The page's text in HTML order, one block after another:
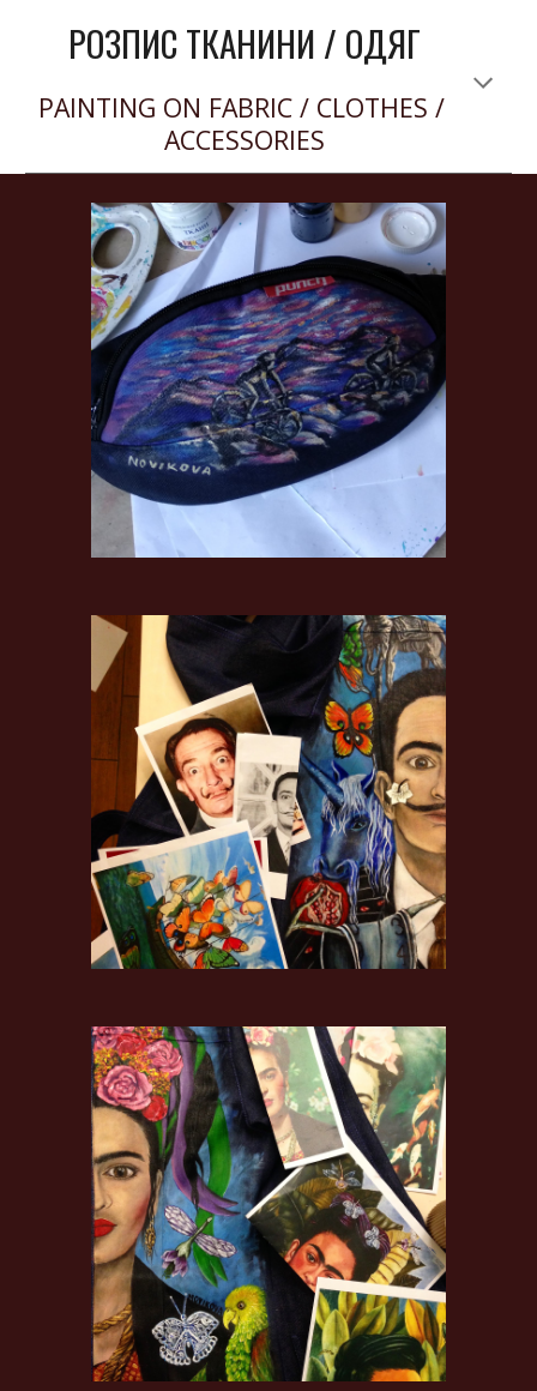
РОЗПИС ТКАНИНИ / ОДЯГ
PAINTING ON FABRIC / CLOTHES /
ACCESSORIES